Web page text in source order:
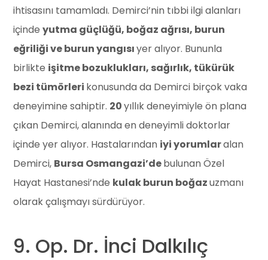
ihtisasını tamamladı. Demirci’nin tıbbi ilgi alanları
içindeyutma güçlüğü, boğaz ağrısı, burun
eğriliği ve burun yangısıyer alıyor. Bununla
birlikte işitme bozuklukları, sağırlık, tükürük
bezi tümörleri konusunda da Demirci birçok vaka
deneyimine sahiptir. 20yıllık deneyimiyle ön plana
çıkan Demirci, alanında en deneyimli doktorlar
içinde yer alıyor. Hastalarından iyi yorumlaralan
Demirci, Bursa Osmangazi’debulunan Özel
Hayat Hastanesi’nde kulak burun boğazuzmanı
olarak çalışmayı sürdürüyor.
9. Op. Dr. İnci Dalkılıç